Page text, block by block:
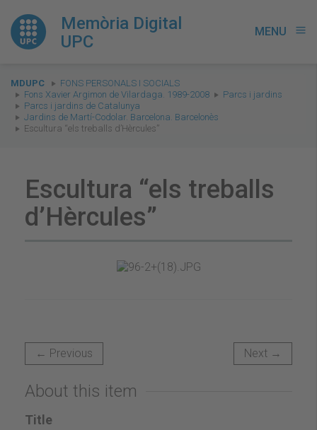
Memòria Digital
UPC
MENU menu
You
are
here:
MDUPC
FONS PERSONALS I SOCIALS
Fons Xavier Argimon de Vilardaga. 1989-2008
Parcs i jardins
Parcs i jardins de Catalunya
Jardins de Martí-Codolar. Barcelona. Barcelonès
Escultura “els treballs d’Hèrcules”
Escultura “els treballs
d’Hèrcules”
← Previous Next →
About this item
Title